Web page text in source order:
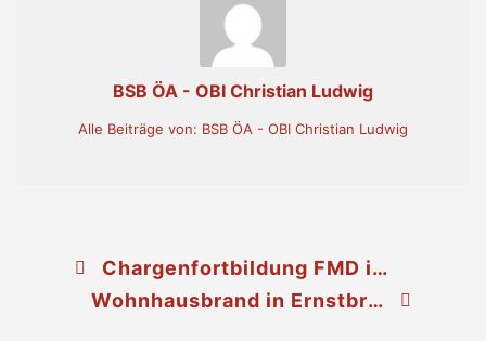
BSB ÖA - OBI Christian Ludwig
Alle Beiträge von: BSB ÖA - OBI Christian Ludwig
Chargenfortbildung FMD in Niederrußbach
Wohnhausbrand in Ernstbrunn fordert Todesopfer